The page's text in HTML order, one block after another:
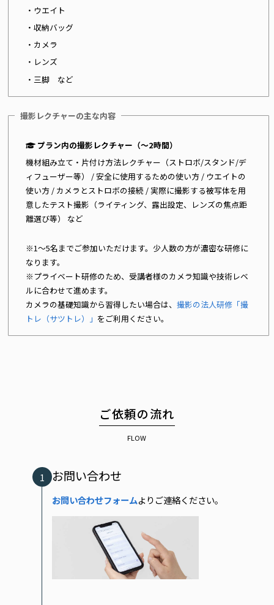
・ウエイト
・収納バッグ
・カメラ
・レンズ
・三脚 など
撮影レクチャーの主な内容
プラン内の撮影レクチャー（〜2時間）
機材組み立て・片付け方法レクチャー（ストロボ/スタンド/デ
ィフューザー等） / 安全に使用するための使い方 / ウエイトの
使い方 / カメラとストロボの接続 / 実際に撮影する被写体を用
意したテスト撮影（ライティング、露出設定、レンズの焦点距
離選び等） など
※1〜5名までご参加いただけます。少人数の方が濃密な研修に
なります。
※プライベート研修のため、受講者様のカメラ知識や技術レベ
ルに合わせて進めます。
カメラの基礎知識から習得したい場合は、 撮影の法人研修「撮
トレ（サツトレ）」 をご利用ください。
ご依頼の流れ
FLOW
1 お問い合わせ
お問い合わせフォームよりご連絡ください。